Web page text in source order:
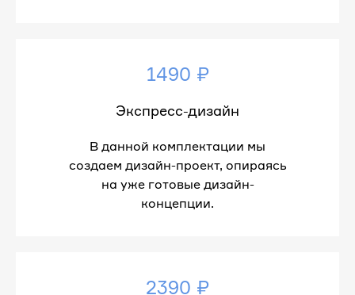
1490 ₽
Экспресс-дизайн
В данной комплектации мы
создаем дизайн-проект, опираясь
на уже готовые дизайн-
концепции.
2390 ₽